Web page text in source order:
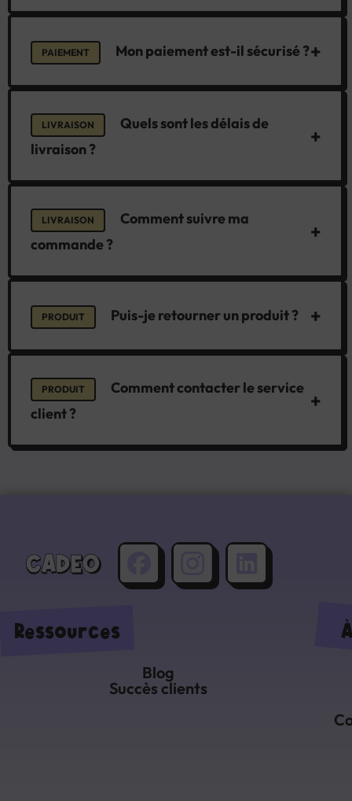
PAIEMENT Mon paiement est-il sécurisé ?+
LIVRAISON
Quels sont les délais de
livraison ?
+
LIVRAISON
Comment suivre ma
commande ?
+
PRODUIT Puis-je retourner un produit ? +
PRODUIT
Comment contacter le service
client ?
+
Ressources
Blog
Succès clients